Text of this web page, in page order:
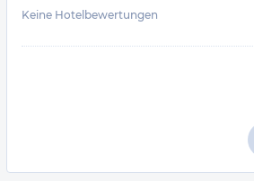
Keine Hotelbewertungen